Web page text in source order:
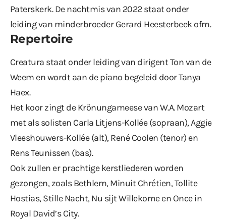
Paterskerk. De nachtmis van 2022 staat onder
leiding van minderbroeder Gerard Heesterbeek ofm.
Repertoire
Creatura staat onder leiding van dirigent Ton van de
Weem en wordt aan de piano begeleid door Tanya
Haex.
Het koor zingt de Krönungameese van W.A. Mozart
met als solisten Carla Litjens-Kollée (sopraan), Aggie
Vleeshouwers-Kollée (alt), René Coolen (tenor) en
Rens Teunissen (bas).
Ook zullen er prachtige kerstliederen worden
gezongen, zoals Bethlem, Minuit Chrétien, Tollite
Hostias, Stille Nacht, Nu sijt Willekome en Once in
Royal David’s City.